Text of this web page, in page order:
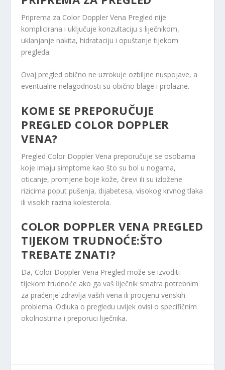
Priprema za Color Doppler Vena Pregled nije
komplicirana i uključuje konzultaciju s liječnikom,
uklanjanje nakita, hidrataciju i opuštanje tijekom
pregleda.
Ovaj pregled obično ne uzrokuje ozbiljne nuspojave, a
eventualne nelagodnosti su obično blage i prolazne.
KOME SE PREPORUČUJE
PREGLED COLOR DOPPLER
VENA?
Pregled Color Doppler Vena preporučuje se osobama
koje imaju simptome kao što su bol u nogama,
oticanje, promjene boje kože, čirevi ili su izložene
rizicima poput pušenja, dijabetesa, visokog krvnog tlaka
ili visokih razina kolesterola.
COLOR DOPPLER VENA PREGLED
TIJEKOM TRUDNOĆE:ŠTO
TREBATE ZNATI?
Da, Color Doppler Vena Pregled može se izvoditi
tijekom trudnoće ako ga vaš liječnik smatra potrebnim
za praćenje zdravlja vaših vena ili procjenu venskih
problema. Odluka o pregledu uvijek ovisi o specifičnim
okolnostima i preporuci liječnika.